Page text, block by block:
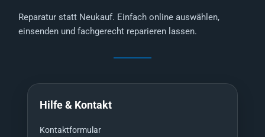
Reparatur statt Neukauf. Einfach online auswählen,
einsenden und fachgerecht reparieren lassen.
Hilfe & Kontakt
Kontaktformular